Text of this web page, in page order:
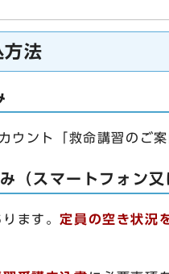
方法
ウント「救命講習のご
（スマートフォン
ります。定員の空き状況